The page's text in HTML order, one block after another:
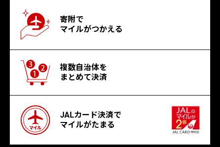
寄附で
マイルがつかえる
複数自治体を
まとめて決済
JALカード決済で
マイルがたまる